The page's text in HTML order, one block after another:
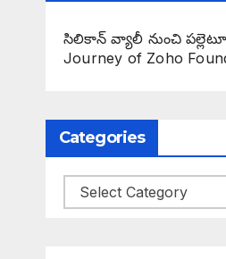
సిలికాన్ వ్యాలీ నుంచి
Journey of Zoho
Categories
Categories